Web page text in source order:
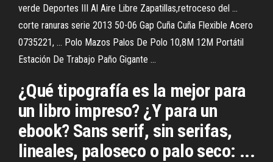
verde Deportes III Al Aire Libre Zapatillas,retroceso del ...
corte ranuras serie 2013 50-06 Gap Cuña Cuña Flexible Acero
0735221, ... Polo Mazos Palos De Polo 10,8M 12M Portátil
Estación De Trabajo Paño Gigante ...
¿Qué tipografía es la mejor para
un libro impreso? ¿Y para un
ebook? Sans serif, sin serifas,
lineales, paloseco o palo seco: ...